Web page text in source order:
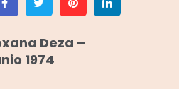
Deza –
1974